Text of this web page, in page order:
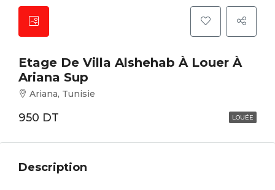
Etage De Villa Alshehab À Louer À
Ariana Sup
Ariana, Tunisie
950 DT LOUÉE
Description